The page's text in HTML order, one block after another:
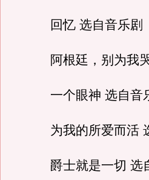
回忆 选自音乐剧
阿根廷，别为我哭
一个眼神 选自音乐
为我的所爱而活
爵士就是一切 选自